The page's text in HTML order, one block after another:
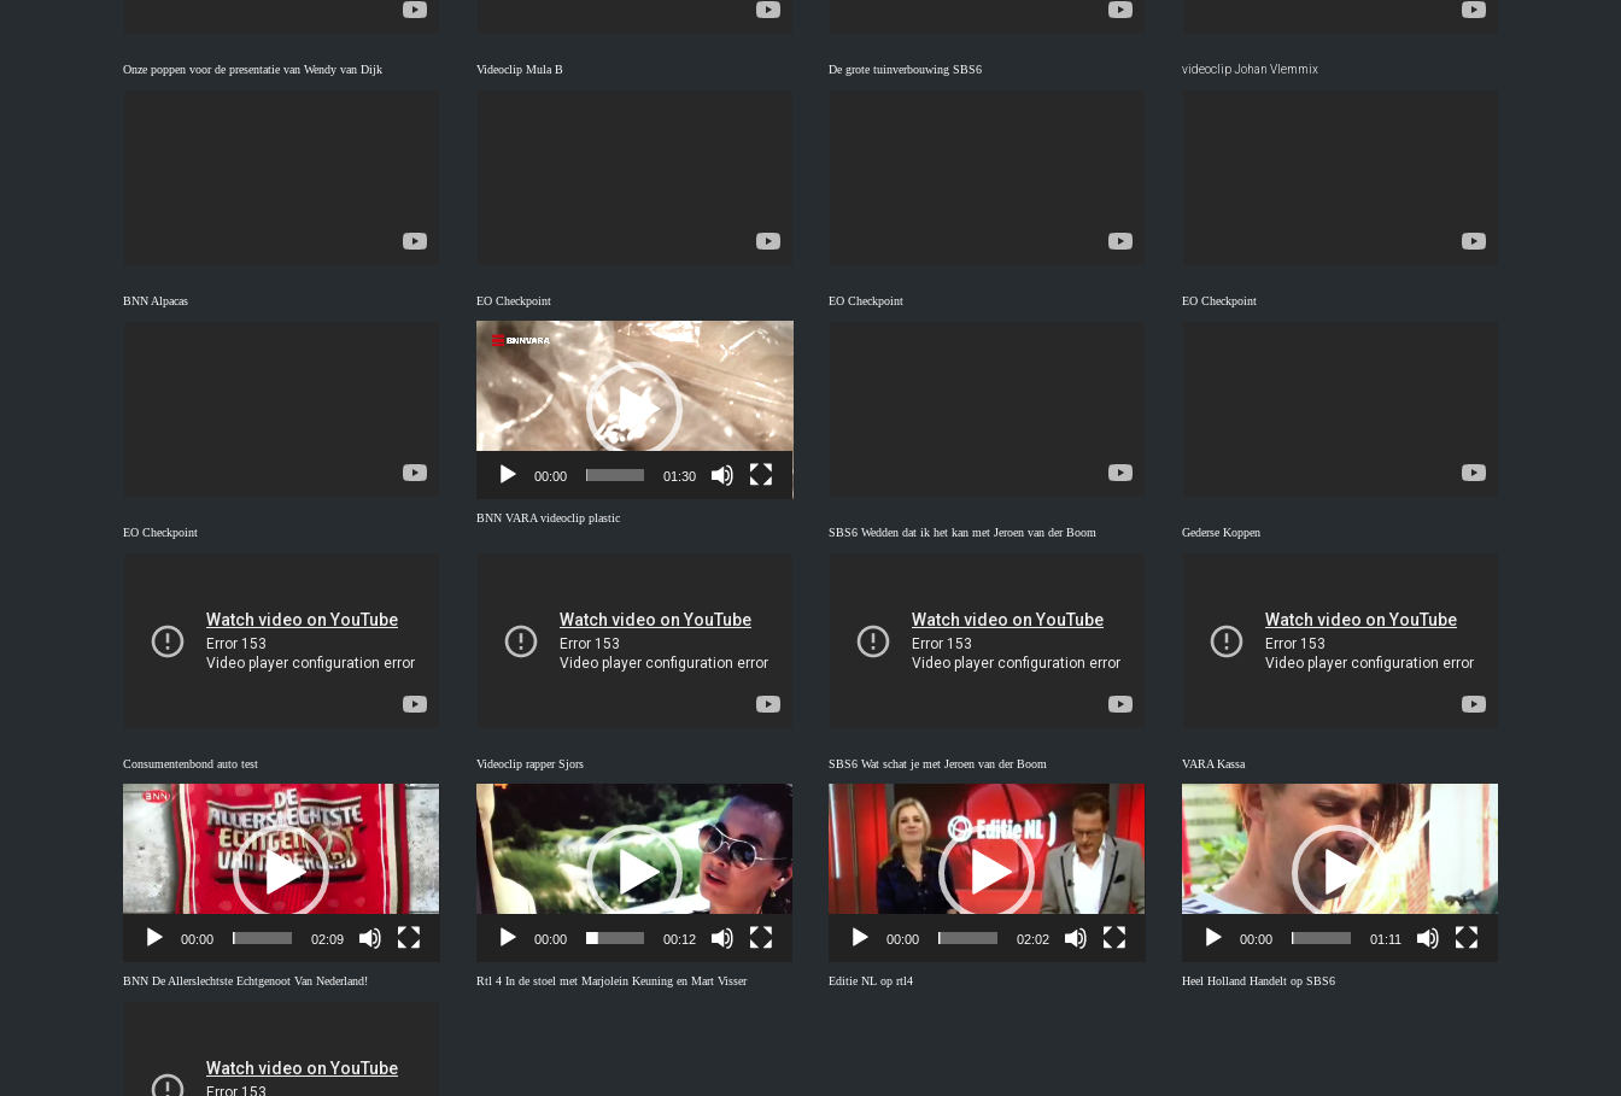
Onze poppen voor de presentatie van Wendy van Dijk Videoclip Mula B De grote tuinverbouwing SBS6 videoclip Johan Vlemmix
BNN Alpacas EO Checkpoint EO Checkpoint EO Checkpoint
EO Checkpoint
Videospeler
00:00 01:30
BNN VARA videoclip plastic
SBS6 Wedden dat ik het kan met Jeroen van der Boom
Gederse Koppen
Consumentenbond auto test Videoclip rapper Sjors SBS6 Wat schat je met Jeroen van der Boom VARA Kassa
Videospeler
00:00 02:09
BNN De Allerslechtste Echtgenoot Van Nederland!
Videospeler
00:00 00:12
Rtl 4 In de stoel met Marjolein Keuning en Mart Visser
Videospeler
00:00 02:02
Editie NL op rtl4
Videospeler
00:00 01:11
Heel Holland Handelt op SBS6